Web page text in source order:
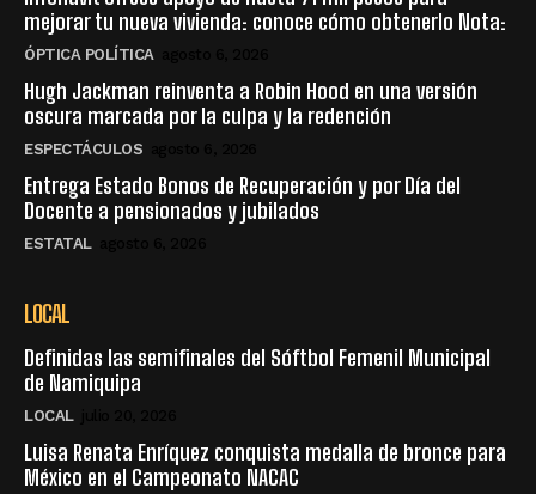
mejorar tu nueva vivienda: conoce cómo obtenerlo Nota:
ÓPTICA POLÍTICA
Hugh Jackman reinventa a Robin Hood en una versión
oscura marcada por la culpa y la redención
ESPECTÁCULOS
Entrega Estado Bonos de Recuperación y por Día del
Docente a pensionados y jubilados
ESTATAL
LOCAL
Definidas las semifinales del Sóftbol Femenil Municipal
de Namiquipa
LOCAL
Luisa Renata Enríquez conquista medalla de bronce para
México en el Campeonato NACAC